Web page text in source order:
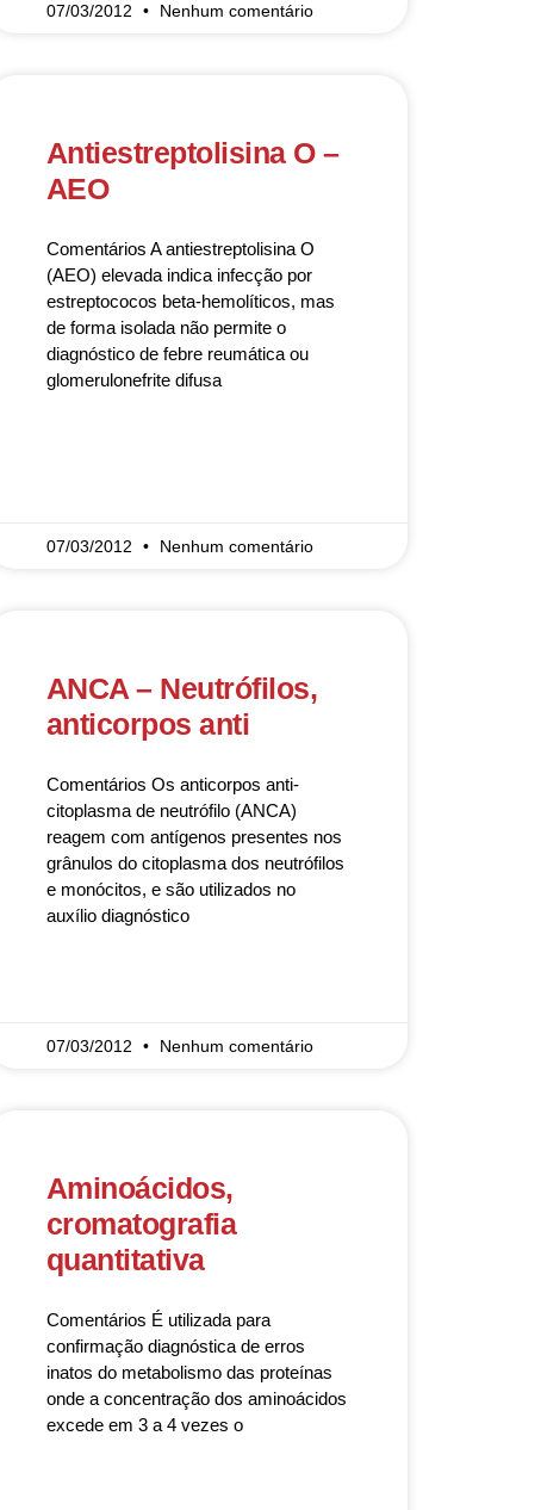
07/03/2012 Nenhum comentário
Antiestreptolisina O –
AEO
Comentários A antiestreptolisina O
(AEO) elevada indica infecção por
estreptococos beta-hemolíticos, mas
de forma isolada não permite o
diagnóstico de febre reumática ou
glomerulonefrite difusa
07/03/2012 Nenhum comentário
ANCA – Neutrófilos,
anticorpos anti
Comentários Os anticorpos anti-
citoplasma de neutrófilo (ANCA)
reagem com antígenos presentes nos
grânulos do citoplasma dos neutrófilos
e monócitos, e são utilizados no
auxílio diagnóstico
07/03/2012 Nenhum comentário
Aminoácidos,
cromatografia
quantitativa
Comentários É utilizada para
confirmação diagnóstica de erros
inatos do metabolismo das proteínas
onde a concentração dos aminoácidos
excede em 3 a 4 vezes o